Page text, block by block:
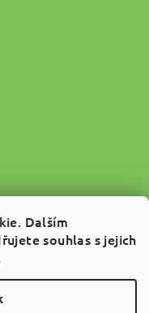
Dalším
souhlas s jejich